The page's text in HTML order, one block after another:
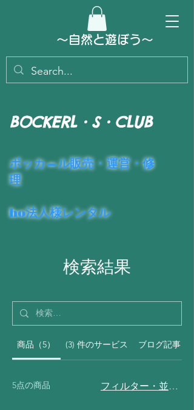
～​自然と遊ぼう～
​ポッカ―ル販売・運営・修
理
ho法人様レンタル
BOCKERL・S・CLUB
検索結果
商品（5） (3) 件のサービス ブログ記事（
5点の商品 フィルター・並び替え